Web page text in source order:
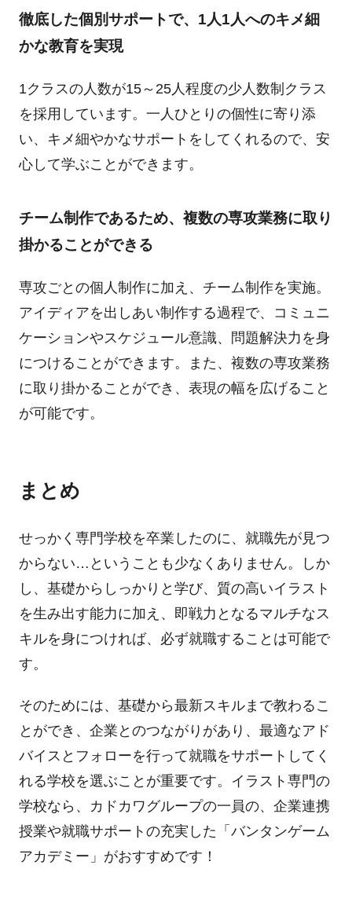
徹底した個別サポートで、1人1人へのキメ細
かな教育を実現
1クラスの人数が15～25人程度の少人数制クラス
を採用しています。一人ひとりの個性に寄り添
い、キメ細やかなサポートをしてくれるので、安
心して学ぶことができます。
チーム制作であるため、複数の専攻業務に取り
掛かることができる
専攻ごとの個人制作に加え、チーム制作を実施。
アイディアを出しあい制作する過程で、コミュニ
ケーションやスケジュール意識、問題解決力を身
につけることができます。
また、複数の専攻業務
に取り掛かることができ、表現の幅を広げること
が可能です。
まとめ
せっかく専門学校を卒業したのに、就職先が見つ
からない…ということも少なくありません。しか
し、基礎からしっかりと学び、質の高いイラスト
を生み出す能力に加え、即戦力となるマルチなス
キルを身につければ、必ず就職することは可能で
す。
そのためには、基礎から最新スキルまで教わるこ
とができ、企業とのつながりがあり、最適なアド
バイスとフォローを行って就職をサポートしてく
れる学校を選ぶことが重要です。イラスト専門の
学校なら、カドカワグループの一員の、企業連携
授業や就職サポートの充実した「バンタンゲーム
アカデミー」がおすすめです！